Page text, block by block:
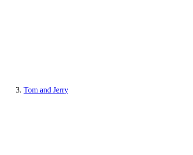
Tom and Jerry